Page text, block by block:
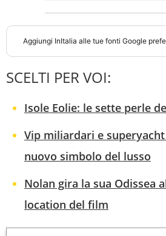
Aggiungi InItalia alle tue fonti Google
SCELTI PER VOI:
Isole Eolie: le sette perle
Vip miliardari e superyacht
nuovo simbolo del lusso
Nolan gira la sua Odissea
location del film